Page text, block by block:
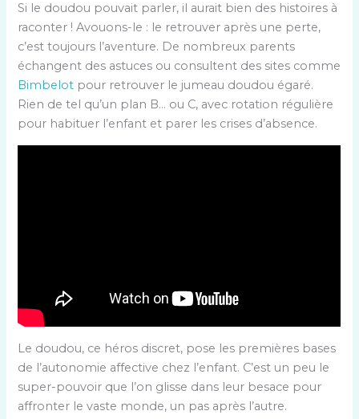
Si le doudou pouvait parler, il aurait bien des histoires à
raconter ! Avouons-le : le retrouver après une perte,
c’est toujours l’aventure. De nombreux parents
échangent des astuces ou consultent des sites comme
Bimbelot pour retrouver le jumeau doudou égaré.
Rien de tel qu’un plan B… ou C, avec rotation régulière
pour habituer l’enfant et parer les crises d’absence.
Le doudou, ce héros discret, pose les premières bases
de l’autonomie affective chez l’enfant. C’est un peu le
super-pouvoir que l’on glisse dans leur besace pour
affronter le vaste monde, un pas après l’autre.